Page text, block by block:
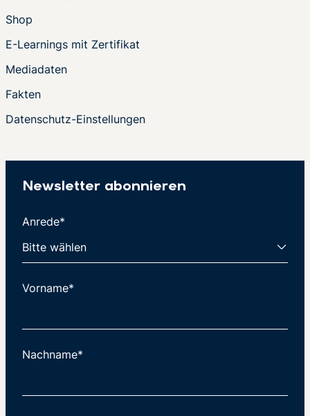
Shop
E-Learnings mit Zertifikat
Mediadaten
Fakten
Datenschutz-Einstellungen
Newsletter abonnieren
Anrede*
Vorname*
Nachname*